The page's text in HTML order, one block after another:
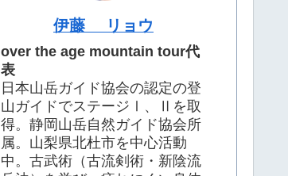
伊藤 リョウ
over the age mountain tour代
表
日本山岳ガイド協会の認定の登
山ガイドでステージⅠ、Ⅱを取
得。静岡山岳自然ガイド協会所
属。山梨県北杜市を中心活動
中。古武術（古流剣術・新陰流